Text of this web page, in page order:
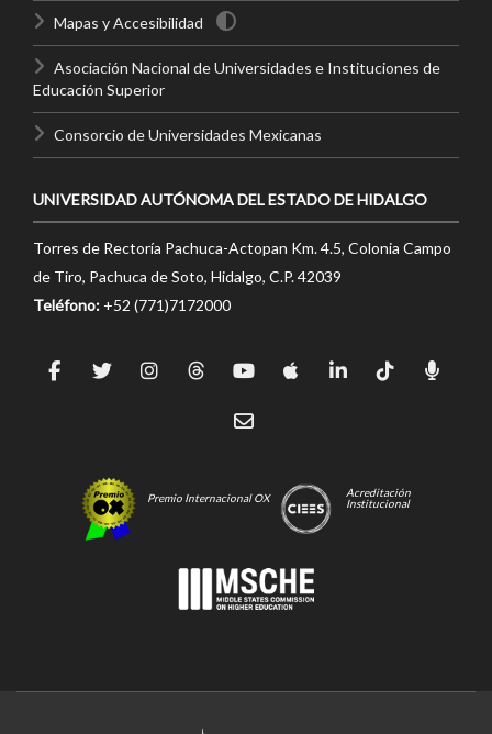
Mapas y Accesibilidad
Asociación Nacional de Universidades e Instituciones de
Educación Superior
Consorcio de Universidades Mexicanas
UNIVERSIDAD AUTÓNOMA DEL ESTADO DE HIDALGO
Torres de Rectoría Pachuca-Actopan Km. 4.5, Colonia Campo
de Tiro, Pachuca de Soto, Hidalgo, C.P. 42039
Teléfono: +52 (771)7172000
Premio Internacional OX
Acreditación
Institucional